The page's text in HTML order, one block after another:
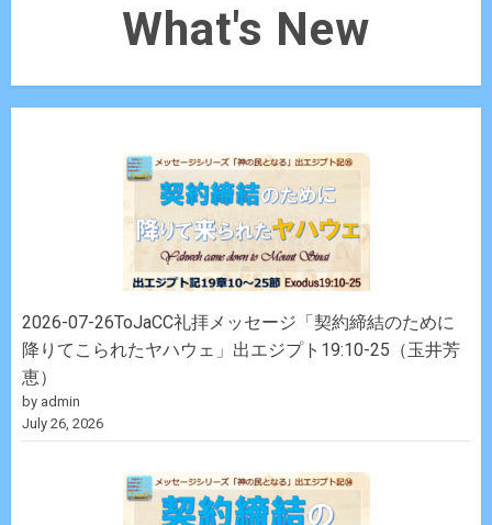
What's New
2026-07-26ToJaCC礼拝メッセージ「契約締結のために
降りてこられたヤハウェ」出エジプト19:10-25（玉井芳
恵）
by admin
July 26, 2026